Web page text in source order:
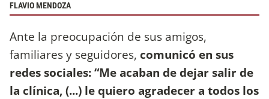
FLAVIO MENDOZA
Ante la preocupación de sus amigos,
familiares y seguidores, comunicó en sus
redes sociales: “Me acaban de dejar salir de
la clínica, (...) le quiero agradecer a todos los